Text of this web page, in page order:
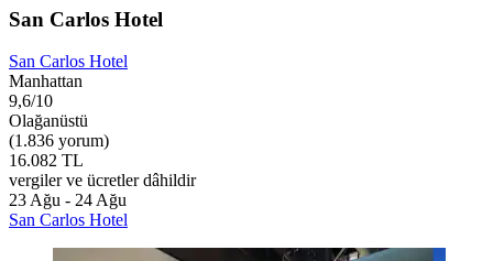
San Carlos Hotel
San Carlos Hotel
Manhattan
9,6/10
Olağanüstü
(1.836 yorum)
16.082 TL
vergiler ve ücretler dâhildir
23 Ağu - 24 Ağu
San Carlos Hotel